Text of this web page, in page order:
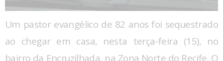
Um pastor evangélico de 82 anos foi sequestrado
ao chegar em casa, nesta terça-feira (15), no
bairro da Encruzilhada, na Zona Norte do Recife. O